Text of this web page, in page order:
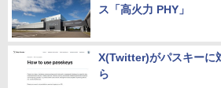
ス「高火力 PHY」
X(Twitter)がパスキーに
ら